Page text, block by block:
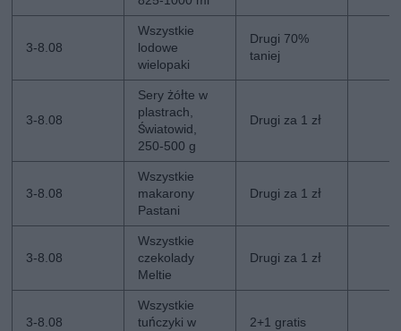
3-8.08
Wszystkie
lodowe
wielopaki
Drugi 70%
taniej
3-8.08
Sery żółte w
plastrach,
Światowid,
250-500 g
Drugi za 1 zł
3-8.08
Wszystkie
makarony
Pastani
Drugi za 1 zł
3-8.08
Wszystkie
czekolady
Meltie
Drugi za 1 zł
3-8.08
Wszystkie
tuńczyki w
2+1 gratis